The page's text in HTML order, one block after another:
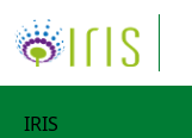
IRIS